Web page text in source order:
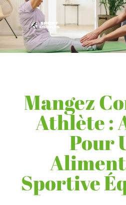
Mangez
Athlète :
Pour
Sportive